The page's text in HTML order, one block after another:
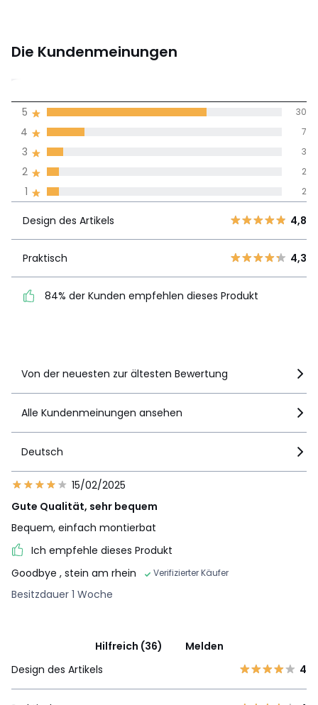
Die Kundenmeinungen
4,4
(44)
4
Design des
4,3
84% der Kunden
empfehlen dieses Produkt
1 2
2 2
3 3
4 7
5 30
Design des Artikels 4,8
Praktisch 4,3
84% der Kunden empfehlen dieses Produkt
Von der neuesten zur ältesten Bewertung
Alle Kundenmeinungen ansehen
Deutsch
15/02/2025
Gute Qualität, sehr bequem
Bequem, einfach montierbat
Ich empfehle dieses Produkt
Goodbye , stein am rhein Verifizierter Käufer
Besitzdauer 1 Woche
Hilfreich (36)
Melden
Design des Artikels
4